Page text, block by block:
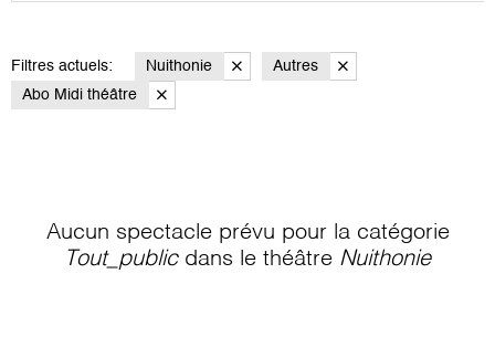
Filtres actuels: Nuithonie
Autres
Abo Midi théâtre
Aucun spectacle prévu pour la catégorie
Tout_publicdans le théâtre Nuithonie